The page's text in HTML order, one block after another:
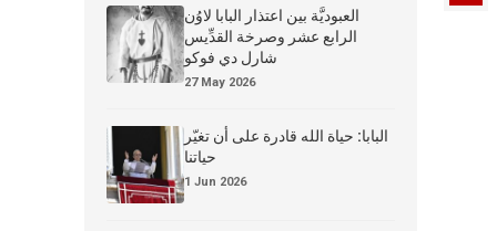
العبوديَّة بين اعتذار البابا لاوُن
الرابع عشر وصرخة القدِّيس
شارل دي فوكو
27 May 2026
البابا: حياة الله قادرة على أن تغيّر
حياتنا
1 Jun 2026